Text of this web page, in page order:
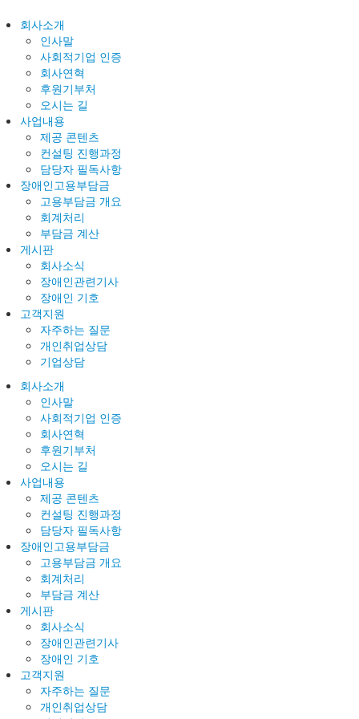
회사소개
인사말
사회적기업 인증
회사연혁
후원기부처
오시는 길
사업내용
제공 콘텐츠
컨설팅 진행과정
담당자 필독사항
장애인고용부담금
고용부담금 개요
회계처리
부담금 계산
게시판
회사소식
장애인관련기사
장애인 기호
고객지원
자주하는 질문
개인취업상담
기업상담
회사소개
인사말
사회적기업 인증
회사연혁
후원기부처
오시는 길
사업내용
제공 콘텐츠
컨설팅 진행과정
담당자 필독사항
장애인고용부담금
고용부담금 개요
회계처리
부담금 계산
게시판
회사소식
장애인관련기사
장애인 기호
고객지원
자주하는 질문
개인취업상담